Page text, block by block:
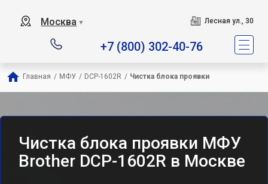
Москва ▼ Лесная ул., 30
+7 (800) 302-40-76
Главная / МФУ / DCP-1602R / Чистка блока проявки
Чистка блока проявки МФУ
Brother DCP-1602R в Москве